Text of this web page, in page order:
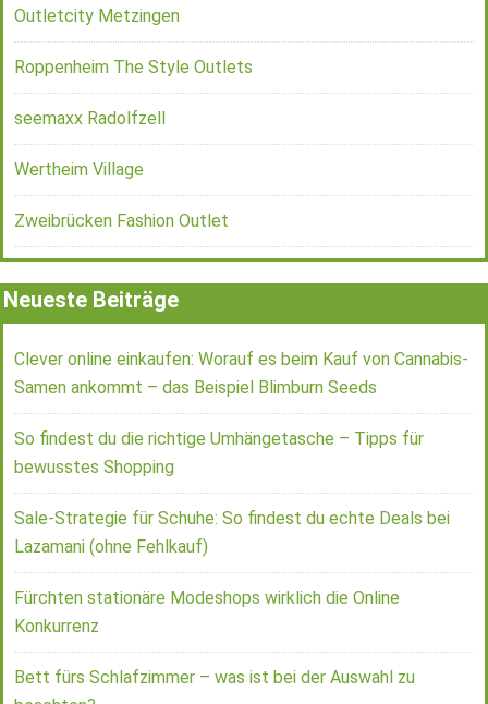
Outletcity Metzingen
Roppenheim The Style Outlets
seemaxx Radolfzell
Wertheim Village
Zweibrücken Fashion Outlet
Neueste Beiträge
Clever online einkaufen: Worauf es beim Kauf von Cannabis-
Samen ankommt – das Beispiel Blimburn Seeds
So findest du die richtige Umhängetasche – Tipps für
bewusstes Shopping
Sale-Strategie für Schuhe: So findest du echte Deals bei
Lazamani (ohne Fehlkauf)
Fürchten stationäre Modeshops wirklich die Online
Konkurrenz
Bett fürs Schlafzimmer – was ist bei der Auswahl zu